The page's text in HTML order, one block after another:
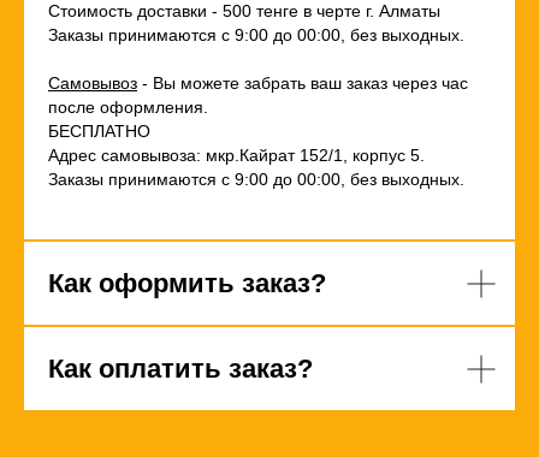
Стоимость доставки - 500 тенге в черте г. Алматы
Заказы принимаются с 9:00 до 00:00, без выходных.
Самовывоз - Вы можете забрать ваш заказ через час
после оформления.
БЕСПЛАТНО
Адрес самовывоза: мкр.Кайрат 152/1, корпус 5.
Заказы принимаются с 9:00 до 00:00, без выходных.
Как оформить заказ?
Как оплатить заказ?